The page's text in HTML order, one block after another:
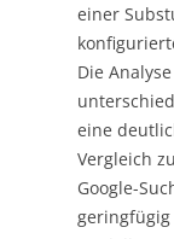
einer
Die
eine
Vergleich
Google-
geringfügig